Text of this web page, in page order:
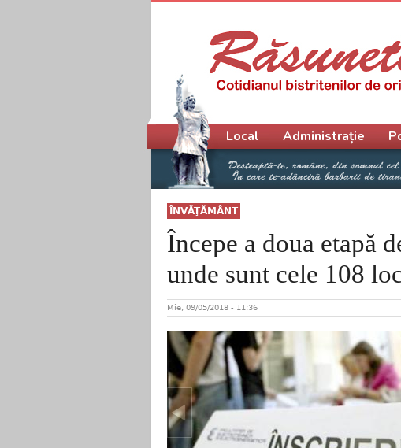
ÎNVĂŢĂMÂNT
Începe a doua etapă
unde sunt cele 108
Mie, 09/05/2018 - 11:36
Meniu principal
Local Administrație